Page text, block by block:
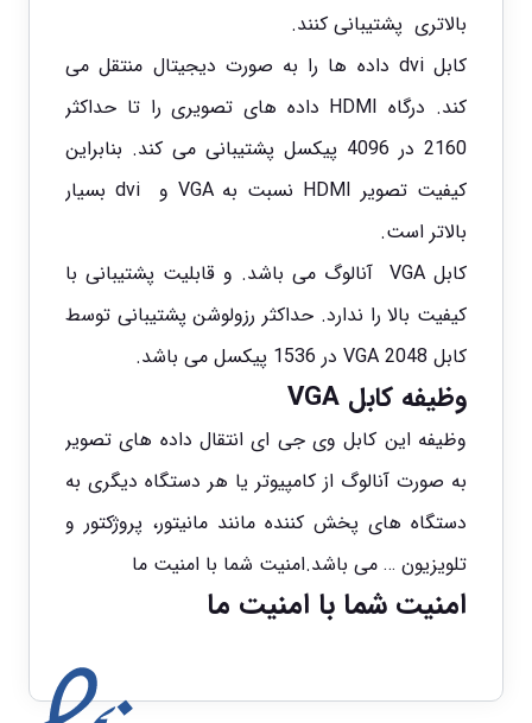
بالاتری پشتیبانی کنند.
کابل dvi داده ها را به صورت دیجیتال منتقل می
کند. درگاه HDMI داده های تصویری را تا حداکثر
2160 در 4096 پیکسل پشتیبانی می کند. بنابراین
کیفیت تصویر HDMI نسبت به VGA و dvi بسیار
بالاتر است.
کابل VGA آنالوگ می باشد. و قابلیت پشتیبانی با
کیفیت بالا را ندارد. حداکثر رزولوشن پشتیبانی توسط
کابل VGA 2048 در 1536 پیکسل می باشد.
وظیفه کابل VGA
وظیفه این کابل وی جی ای انتقال داده های تصویر
به صورت آنالوگ از کامپیوتر یا هر دستگاه دیگری به
دستگاه های پخش کننده مانند مانیتور، پروژکتور و
تلویزیون … می باشد.امنیت شما با امنیت ما
امنیت شما با امنیت ما